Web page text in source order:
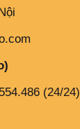
(24/24)